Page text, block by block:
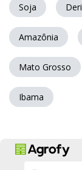
Soja
Amazônia
Mato Grosso
Ibama